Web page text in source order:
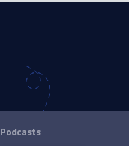
Podcasts